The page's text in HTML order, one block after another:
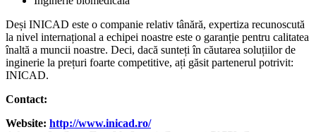
Deși INICAD este o companie relativ tânără, expertiza recunoscută
la nivel internațional a echipei noastre este o garanție pentru calitatea
înaltă a muncii noastre. Deci, dacă sunteți în căutarea soluțiilor de
inginerie la prețuri foarte competitive, ați găsit partenerul potrivit:
INICAD.
Contact:
Website: http://www.inicad.ro/